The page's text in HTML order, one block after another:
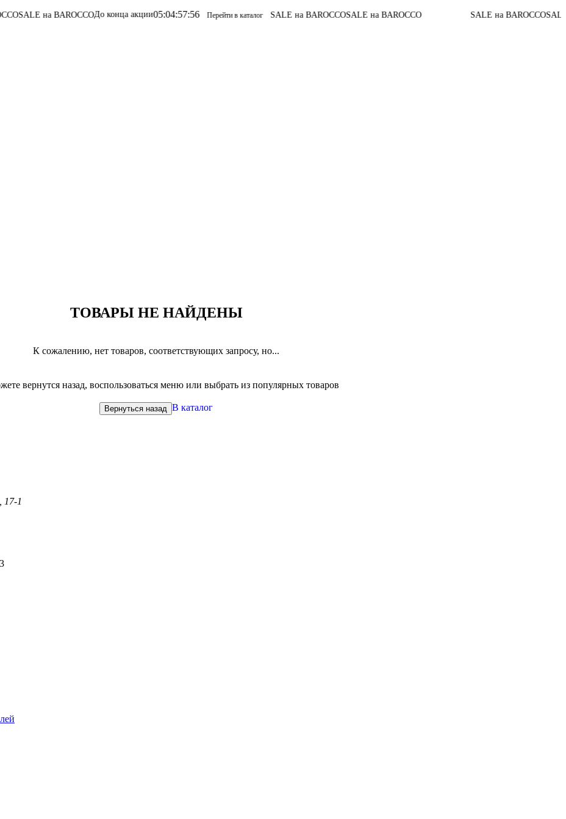
SALE на BAROCCOДо конца акции05:04:57:56 Перейти в каталог SALE на BAROCCOSALE на BAROCCO SALE на BAROCCOSALE на
ТОВАРЫ НЕ НАЙДЕНЫ
К сожалению, нет товаров, соответствующих запросу, но...
вернутся назад, воспользоваться меню или выбрать из популярных товаров
Вернуться назад В каталог
1